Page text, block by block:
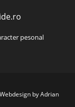
pesonalOpens
Webdesign by Adrian